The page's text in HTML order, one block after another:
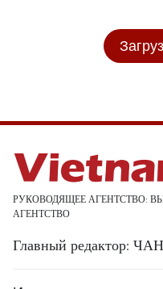
РУКОВОДЯЩЕЕ АГЕНТСТВО:
АГЕНТСТВО
Главный редактор: